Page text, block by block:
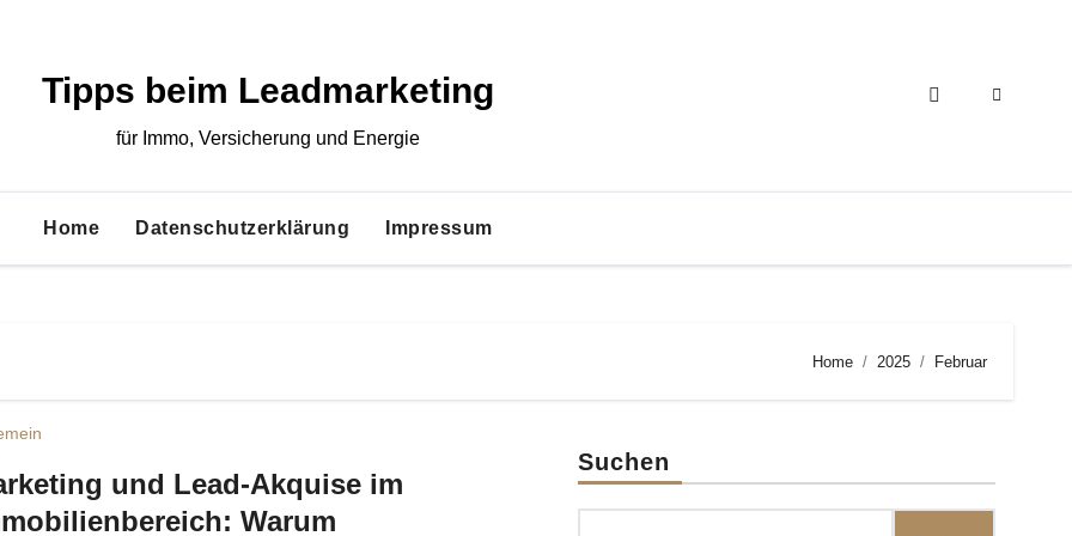
Tipps beim Leadmarketing
für Immo, Versicherung und Energie
Home Datenschutzerklärung Impressum
Home 2025 Februar
und Lead-Akquise im
Warum
Suchen